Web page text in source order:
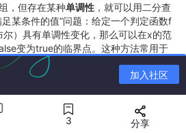
，但存在某种单调性 ，就可以用二分查
某条件的值”问题：给定一个判定函数f
）具有单调性变化，那么可以在x的范
变为true的临界点。这种方法常用于
上著名的“最小速度吃香蕉”、
字的最小笔划粗细”等问题都是通过二
问题要先判断
。一个容易忽略的问题是
浮点二分
一定精度或者迭代固定次数即可。
加入社区
3 分享